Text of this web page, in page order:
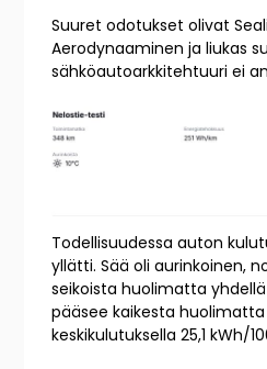
Suuret odotukset olivat
Aerodynaaminen ja liukas
sähköautoarkkitehtuuri ei
Todellisuudessa auton
yllätti. Sää oli aurinkoinen,
seikoista huolimatta
pääsee kaikesta
keskikulutuksella 25,1 kWh/